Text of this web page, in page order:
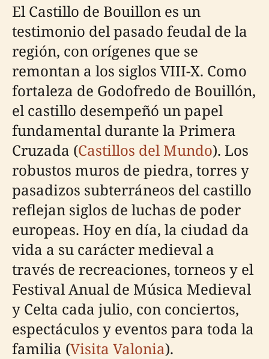
El Castillo de Bouillon es un
testimonio del pasado feudal de la
región, con orígenes que se
remontan a los siglos VIII-X. Como
fortaleza de Godofredo de Bouillón,
el castillo desempeñó un papel
fundamental durante la Primera
Cruzada (Castillos del Mundo). Los
robustos muros de piedra, torres y
pasadizos subterráneos del castillo
reflejan siglos de luchas de poder
europeas. Hoy en día, la ciudad da
vida a su carácter medieval a
través de recreaciones, torneos y el
Festival Anual de Música Medieval
y Celta cada julio, con conciertos,
espectáculos y eventos para toda la
familia (Visita Valonia).